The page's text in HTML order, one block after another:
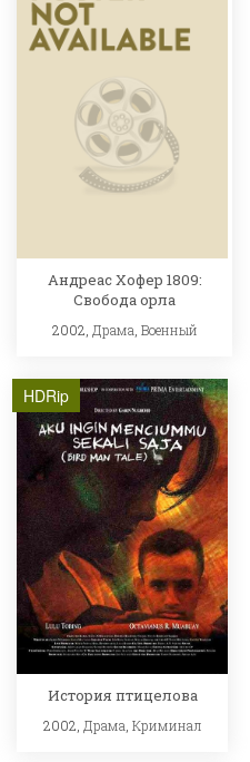
Андреас Хофер 1809:
Свобода орла
2002, Драма, Военный
HDRip
История птицелова
2002, Драма Криминал